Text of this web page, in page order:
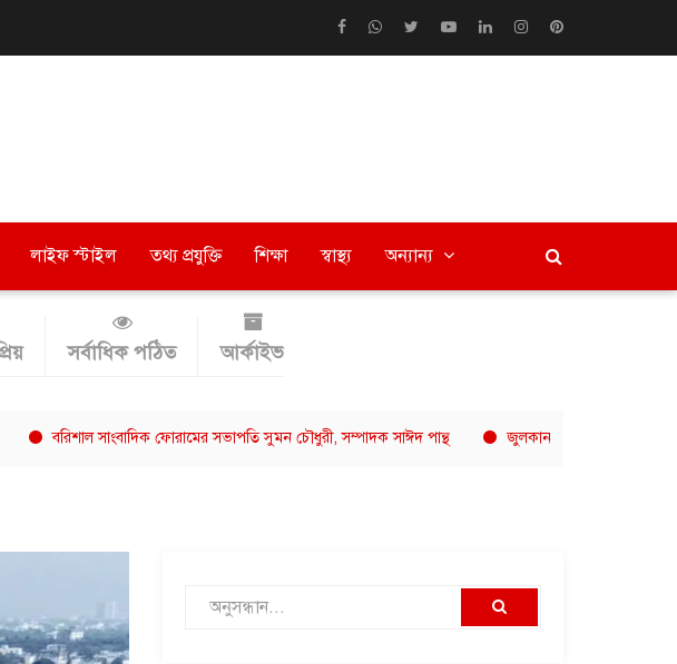
লাইফ স্টাইল তথ্য প্রযুক্তি শিক্ষা স্বাস্থ্য অন্যান্য
সর্বাধিক পঠিত আর্কাইভ
সাংবাদিক ফোরামের সভাপতি সুমন চৌধুরী, সম্পাদক সাঈদ পান্থ জুলকান বিটডাউন ০২-এ অ্যামেচার